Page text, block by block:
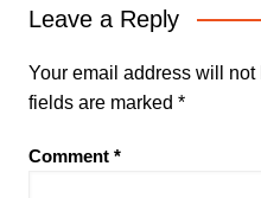
Leave a Reply
Your email address will not
fields are marked *
Comment *